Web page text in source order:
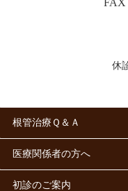
休
根管治療Ｑ＆Ａ
医療関係者の方へ
初診のご案内